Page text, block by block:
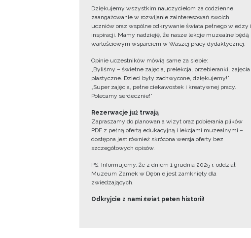
Dziękujemy wszystkim nauczycielom za codzienne
zaangażowanie w rozwijanie zainteresowań swoich
uczniów oraz wspólne odkrywanie świata pełnego wiedzy i
inspiracji. Mamy nadzieję, że nasze lekcje muzealne będą
wartościowym wsparciem w Waszej pracy dydaktycznej.
Opinie uczestników mówią same za siebie:
„Byliśmy – świetne zajęcia, prelekcja, przebieranki, zajęcia
plastyczne. Dzieci były zachwycone, dziękujemy!”
„Super zajęcia, pełne ciekawostek i kreatywnej pracy.
Polecamy serdecznie!”
Rezerwacje już trwają
Zapraszamy do planowania wizyt oraz pobierania plików
PDF z pełną ofertą edukacyjną i lekcjami muzealnymi –
dostępna jest również skrócona wersja oferty bez
szczegółowych opisów.
PS. Informujemy, że z dniem 1 grudnia 2025 r. oddział
Muzeum Zamek w Dębnie jest zamknięty dla
zwiedzających.
Odkryjcie z nami świat pełen historii!